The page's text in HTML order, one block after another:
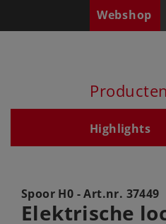
Webshop
Producten
Highlights
Spoor H0 - Art.nr. 37449
Elektrische